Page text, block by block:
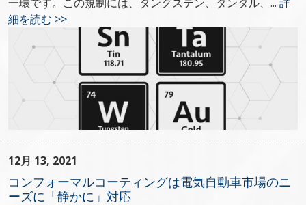
細を読む >>
12月 13, 2021
コンフォーマルコーティングは電気自動車市場のニ
ーズに「静かに」対応